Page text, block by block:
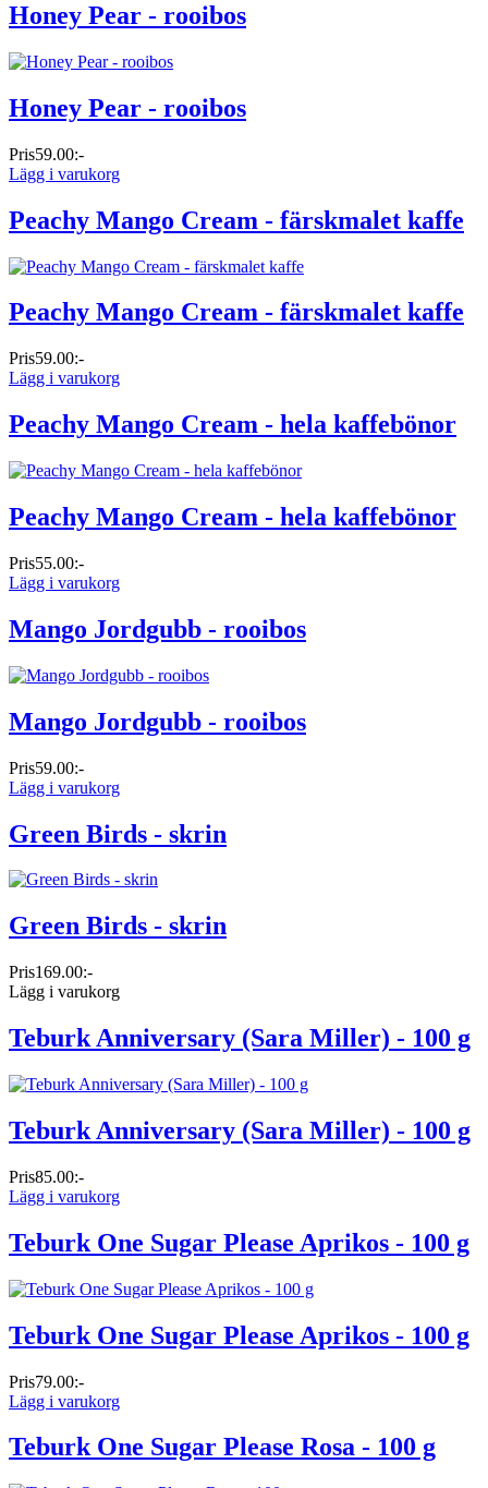
Honey Pear - rooibos
Honey Pear - rooibos
Pris59.00:-
Lägg i varukorg
Peachy Mango Cream - färskmalet kaffe
Peachy Mango Cream - färskmalet kaffe
Pris59.00:-
Lägg i varukorg
Peachy Mango Cream - hela kaffebönor
Peachy Mango Cream - hela kaffebönor
Pris55.00:-
Lägg i varukorg
Mango Jordgubb - rooibos
Mango Jordgubb - rooibos
Pris59.00:-
Lägg i varukorg
Green Birds - skrin
Green Birds - skrin
Pris169.00:-
Lägg i varukorg
Teburk Anniversary (Sara Miller) - 100 g
Teburk Anniversary (Sara Miller) - 100 g
Pris85.00:-
Lägg i varukorg
Teburk One Sugar Please Aprikos - 100 g
Teburk One Sugar Please Aprikos - 100 g
Pris79.00:-
Lägg i varukorg
Teburk One Sugar Please Rosa - 100 g